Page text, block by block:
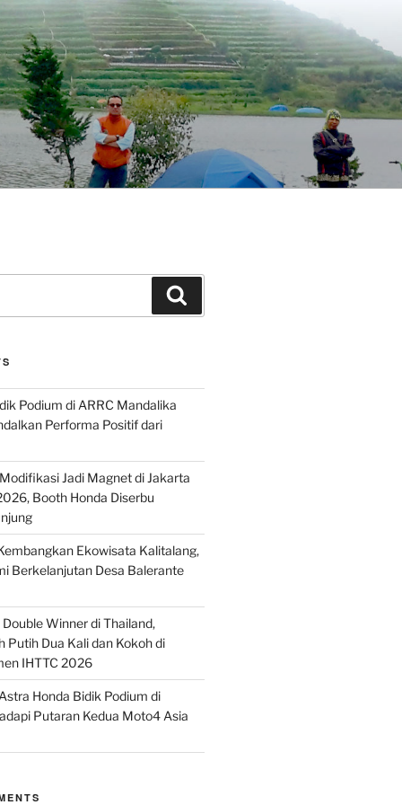
Podium di ARRC Mandalika
Performa Positif dari
Jadi Magnet di Jakarta
Booth Honda Diserbu
Ekowisata Kalitalang,
Berkelanjutan Desa Balerante
Winner di Thailand,
Putih Dua Kali dan Kokoh di
IHTTC 2026
Honda Bidik Podium di
Putaran Kedua Moto4 Asia